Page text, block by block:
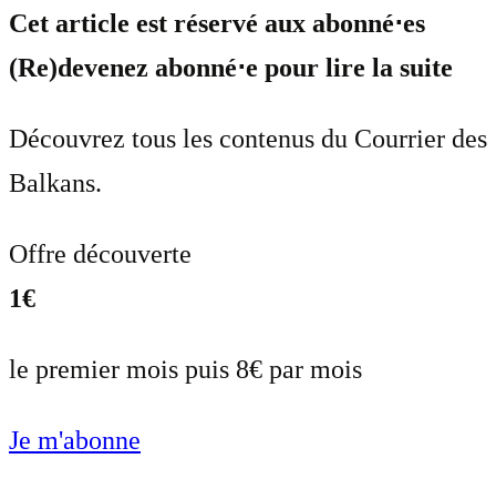
Cet article est réservé aux abonné⋅es
(Re)devenez abonné⋅e pour lire la suite
Découvrez tous les contenus du Courrier des
Balkans.
Offre découverte
1€
le premier mois puis 8€ par mois
Je m'abonne